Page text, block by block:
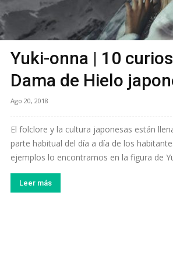
Yuki-onna | 10
Dama de Hielo
Ago 20, 2018
El folclore y la cultura japonesas están
parte habitual del día a día de los
ejemplos lo encontramos en la figura de
Leer más